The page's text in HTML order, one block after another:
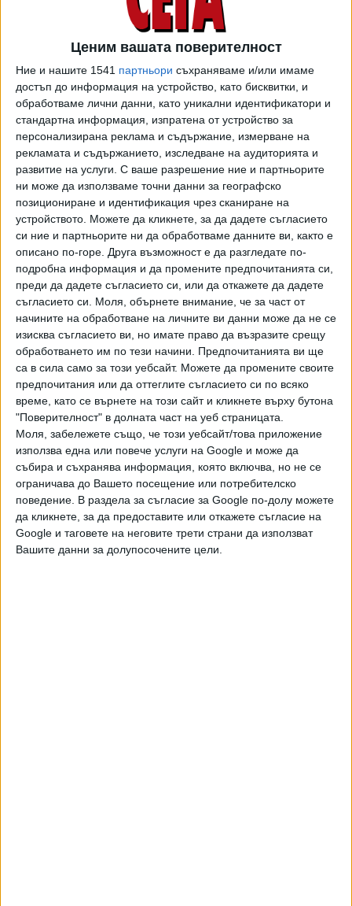
Ценим вашата поверителност
Ние и нашите 1541 партньори съхраняваме и/или имаме
достъп до информация на устройство, като бисквитки, и
обработваме лични данни, като уникални идентификатори и
стандартна информация, изпратена от устройство за
персонализирана реклама и съдържание, измерване на
рекламата и съдържанието, изследване на аудиторията и
развитие на услуги. С ваше разрешение ние и партньорите
ни може да използваме точни данни за географско
позициониране и идентификация чрез сканиране на
устройството. Можете да кликнете, за да дадете съгласието
си ние и партньорите ни да обработваме данните ви, както е
описано по-горе. Друга възможност е да разгледате по-
подробна информация и да промените предпочитанията си,
преди да дадете съгласието си, или да откажете да дадете
съгласието си.
Моля, обърнете внимание, че за част от
начините на обработване на личните ви данни може да не се
изисква съгласието ви, но имате право да възразите срещу
обработването им по тези начини. Предпочитанията ви ще
са в сила само за този уебсайт. Можете да промените своите
предпочитания или да оттеглите съгласието си по всяко
време, като се върнете на този сайт и кликнете върху бутона
"Поверителност" в долната част на уеб страницата.
Моля, забележете също, че този уебсайт/това приложение
използва една или повече услуги на Google и може да
събира и съхранява информация, която включва, но не се
ограничава до Вашето посещение или потребителско
поведение. В раздела за съгласие за Google по-долу можете
да кликнете, за да предоставите или откажете съгласие на
Google и таговете на неговите трети страни да използват
Вашите данни за долупосочените цели.
Хавайската Богородица заплака с фентанилови сълзи
Видео Разгледай всички
Двама кандидат-президенти се борят за любовта на
Радев
НАЙ-ЧЕТЕНИ днес седмица месец